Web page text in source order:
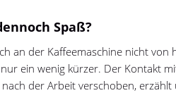
Spaß?
an der Kaffeemaschine nicht von
ein wenig kürzer. Der Kontakt
der Arbeit verschoben, erzählt